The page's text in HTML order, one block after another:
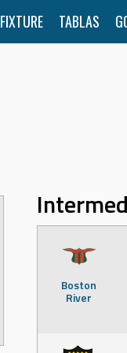
FIXTURE TABLAS
Boston
River